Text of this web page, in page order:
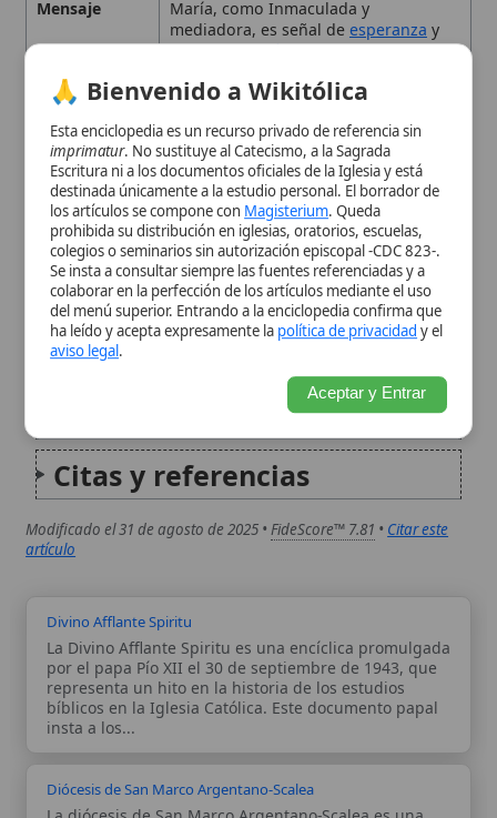
Encíclica
Contexto Histórico
Contenido Principal de la
Encíclica
Legado y Relevancia
Citas y referencias
Modificado el 31 de agosto de 2025 •FideScore™ 7.81•Citar este
artículo
La Divino Afflante Spiritu es una encíclica promulgada
representa un hito en la historia de los estudios
bíblicos en la Iglesia Católica. Este documento papal
circunscripción eclesiástica católica de rito latino en
la región italiana de Calabria. Nace de la historia de
las antiguas sedes de San Marco Argentano y
Bisignano, y conoce una consolidación moderna
mediante...
Artículo supervisado por el Comité
editorial de Wikitólica. Las afirmaciones
Escritura ni a los documentos oficiales de la Iglesia y está
destinada únicamente a la estudio personal. El borrador de
los artículos se compone conMagisterium. Queda
colegios o seminarios sin autorización episcopal -CDC 823-.
Se insta a consultar siempre las fuentes referenciadas y a
del menú superior. Entrando a la enciclopedia confirma que
ha leído y acepta expresamente lapolítica de privacidady el
aviso legal
Aceptar y Entrar